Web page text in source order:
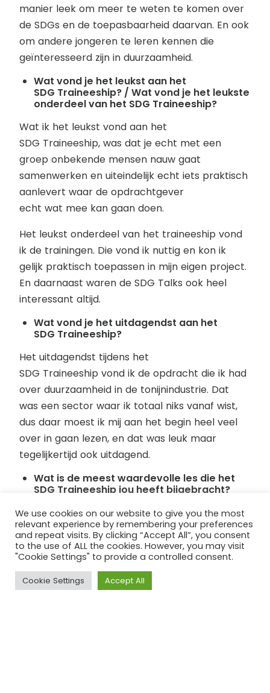
manier leek om meer te weten te komen over
de SDGs en de toepasbaarheid daarvan. En ook
om andere jongeren te leren kennen die
geïnteresseerd zijn in duurzaamheid.
Wat vond je het leukst aan het
SDG Traineeship? / Wat vond je het leukste
onderdeel van het SDG Traineeship?
Wat ik het leukst vond aan het
SDG Traineeship, was dat je echt met een
groep onbekende mensen nauw gaat
samenwerken en uiteindelijk echt iets praktisch
aanlevert waar de opdrachtgever
echt wat mee kan gaan doen.
Het leukst onderdeel van het traineeship vond
ik de trainingen. Die vond ik nuttig en kon ik
gelijk praktisch toepassen in mijn eigen project.
En daarnaast waren de SDG Talks ook heel
interessant altijd.
Wat vond je het uitdagendst aan het
SDG Traineeship?
Het uitdagendst tijdens het
SDG Traineeship vond ik de opdracht die ik had
over duurzaamheid in de tonijnindustrie. Dat
was een sector waar ik totaal niks vanaf wist,
dus daar moest ik mij aan het begin heel veel
over in gaan lezen, en dat was leuk maar
tegelijkertijd ook uitdagend.
Wat is de meest waardevolle les die het
SDG Traineeship jou heeft bijgebracht?
De meest waardevolle les die ik heb
meegekregen uit het SDG Traineeship is te zien
hoeveel de verschillende SDG-problemen
samenhangen. Wat eerst heel erg lijken op
verschillende problemen dan ineens heel
erg blijken samen te hangen.
We use cookies on our website to give you the most
relevant experience by remembering your preferences
and repeat visits. By clicking “Accept All”, you consent
to the use of ALL the cookies. However, you may visit
"Cookie Settings" to provide a controlled consent.
Cookie Settings Accept All